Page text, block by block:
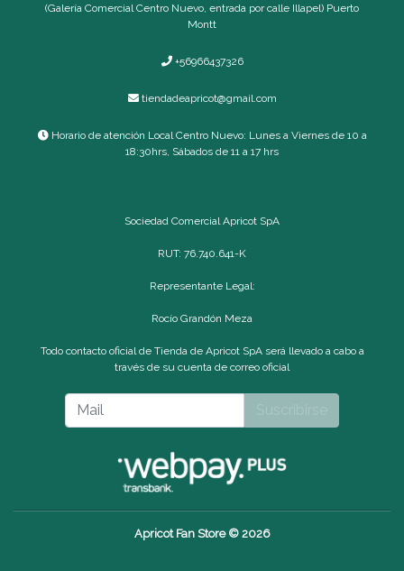
(Galería Comercial Centro Nuevo, entrada por calle Illapel) Puerto
Montt
+56966437326
tiendadeapricot@gmail.com
Horario de atención Local Centro Nuevo: Lunes a Viernes de 10 a
18:30hrs, Sábados de 11 a 17 hrs
Sociedad Comercial Apricot SpA
RUT: 76.740.641-K
Representante Legal:
Rocío Grandón Meza
Todo contacto oficial de Tienda de Apricot SpA será llevado a cabo a
través de su cuenta de correo oficial
Apricot Fan Store © 2026